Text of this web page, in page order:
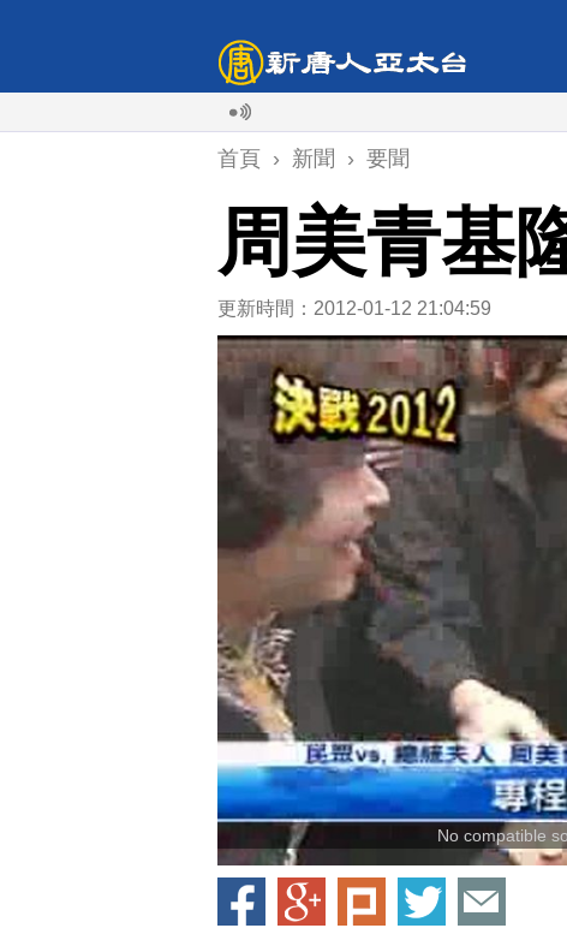
首頁 › 新聞 › 要聞
周美青基
更新時間：2012-01-12 21:04:59
No compatible